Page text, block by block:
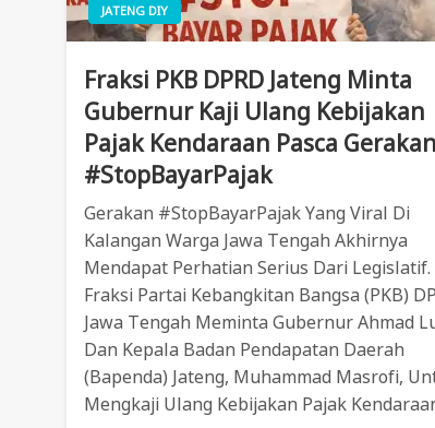
JATENG DIY
Fraksi PKB DPRD Jateng Minta
Gubernur Kaji Ulang Kebijakan
Pajak Kendaraan Pasca Gerakan
#StopBayarPajak
Gerakan #StopBayarPajak Yang Viral Di
Kalangan Warga Jawa Tengah Akhirnya
Mendapat Perhatian Serius Dari Legislatif.
Fraksi Partai Kebangkitan Bangsa (PKB)
Jawa Tengah Meminta Gubernur Ahmad
Dan Kepala Badan Pendapatan Daerah
(Bapenda) Jateng, Muhammad Masrofi,
Mengkaji Ulang Kebijakan Pajak